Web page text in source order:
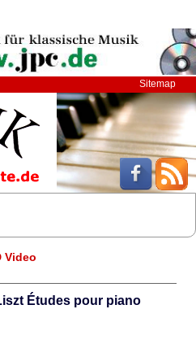
Sitemap
Video
Études pour piano